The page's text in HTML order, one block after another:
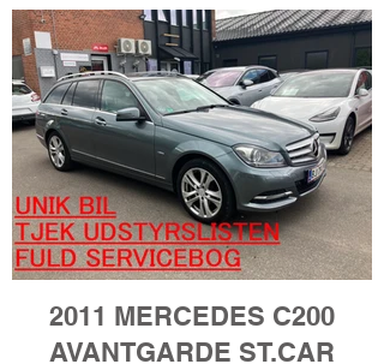
dellæderindtræk, læderrat, multifunktionsrat,
splitbagsæde, højdejust. førersæde,
bagagerumsdækken, 17" alufælge, el-klapbare
sidespejle, områdebelysning, nøglefri adgang,
nøglefri tænding, 4x el-ruder, automatisk
start/stop, el betjent bagklap, navigation,
håndfrit til mobil, musikstreaming via bluetooth,
usb-c tilslutning, træthedsregistrering, isofix,
dæktryksmåler, automatisk lys, esp,
vognbaneassistent, stemmebetjening,
ambiente belysning, 7 airbags, automatisk
nødassistent, 1 privat ejer, Fuld service fra
Mercedes, Gerne finansiering, Ring for
prøvekørsel - Tlf 51625485,
2011 MERCEDES C200
AVANTGARDE ST.CAR